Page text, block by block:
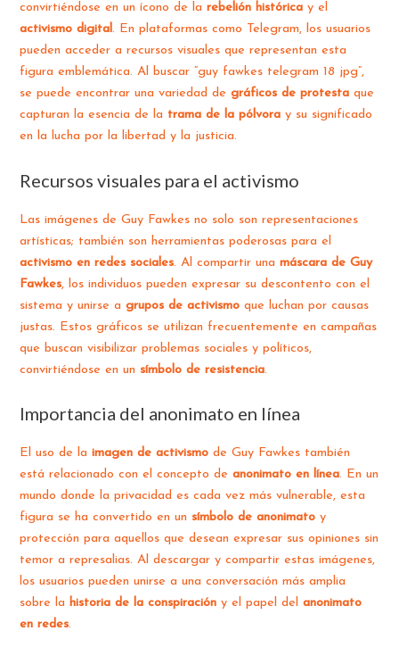
convirtiéndose en un ícono de larebelión histórica y el
activismo digital. En plataformas como Telegram, los usuarios
pueden acceder a recursos visuales que representan esta
figura emblemática. Al buscar “guy fawkes telegram 18 jpg”,
se puede encontrar una variedad degráficos de protesta que
capturan la esencia de la trama de la pólvora y su significado
en la lucha por la libertad y la justicia.
Recursos visuales para el activismo
Las imágenes de Guy Fawkes no solo son representaciones
artísticas; también son herramientas poderosas para el
activismo en redes sociales. Al compartir unamáscara de Guy
Fawkes, los individuos pueden expresar su descontento con el
sistema y unirse agrupos de activismo que luchan por causas
justas. Estos gráficos se utilizan frecuentemente en campañas
que buscan visibilizar problemas sociales y políticos,
convirtiéndose en unsímbolo de resistencia.
Importancia del anonimato en línea
El uso de laimagen de activismo de Guy Fawkes también
está relacionado con el concepto deanonimato en línea. En un
mundo donde la privacidad es cada vez más vulnerable, esta
figura se ha convertido en unsímbolo de anonimato y
protección para aquellos que desean expresar sus opiniones sin
temor a represalias. Al descargar y compartir estas imágenes,
los usuarios pueden unirse a una conversación más amplia
sobre la historia de la conspiración y el papel delanonimato
en redes.